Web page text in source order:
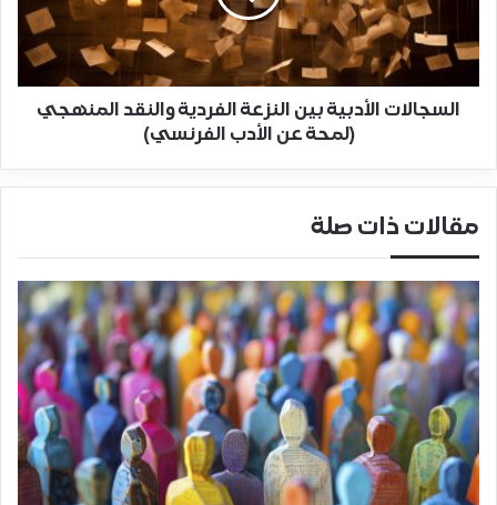
السجالات الأدبية بين النزعة الفردية والنقد المنهجي
(لمحة عن الأدب الفرنسي)
مقالات ذات صلة